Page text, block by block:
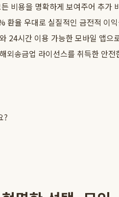
비용을 명확하게 보여주어 추가
환율 우대로 실질적인 금전적 이
24시간 이용 가능한 모바일 앱으
외송금업 라이선스를 취득한 안전
?